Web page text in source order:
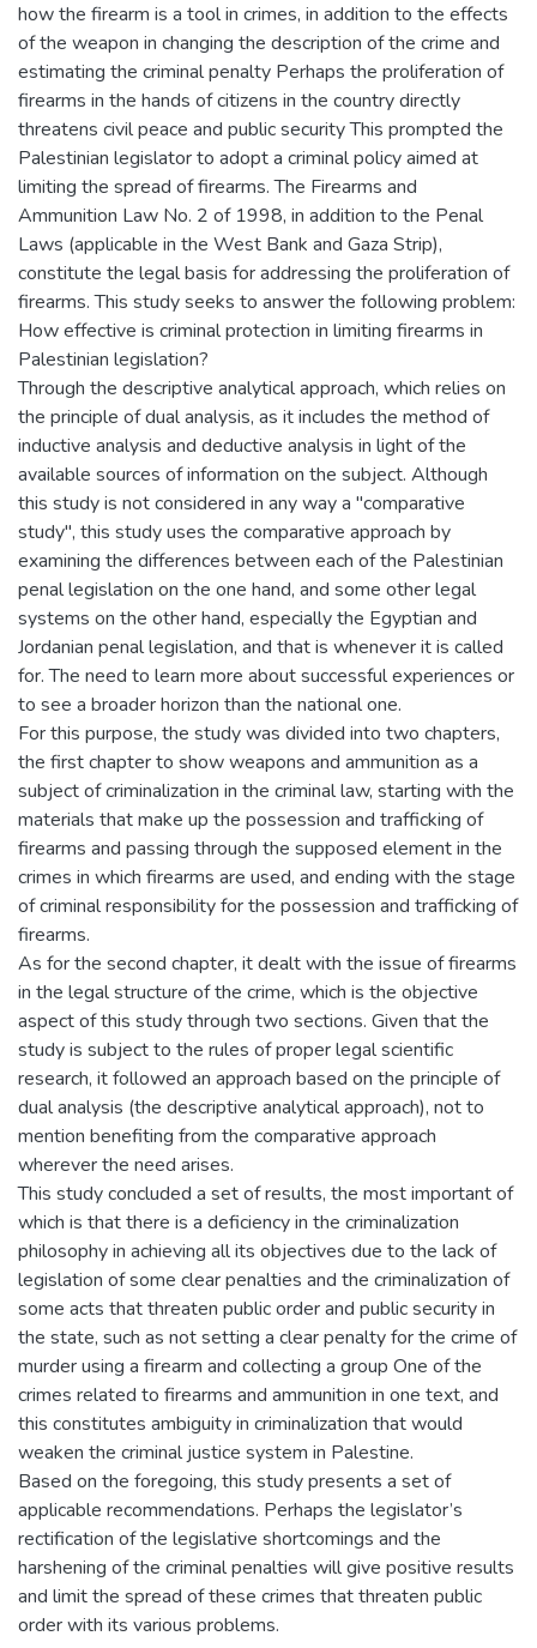
how the firearm is a tool in crimes, in addition to the effects
of the weapon in changing the description of the crime and
estimating the criminal penalty Perhaps the proliferation of
firearms in the hands of citizens in the country directly
threatens civil peace and public security This prompted the
Palestinian legislator to adopt a criminal policy aimed at
limiting the spread of firearms. The Firearms and
Ammunition Law No. 2 of 1998, in addition to the Penal
Laws (applicable in the West Bank and Gaza Strip),
constitute the legal basis for addressing the proliferation of
firearms. This study seeks to answer the following problem:
How effective is criminal protection in limiting firearms in
Palestinian legislation?
Through the descriptive analytical approach, which relies on
the principle of dual analysis, as it includes the method of
inductive analysis and deductive analysis in light of the
available sources of information on the subject. Although
this study is not considered in any way a "comparative
study", this study uses the comparative approach by
examining the differences between each of the Palestinian
penal legislation on the one hand, and some other legal
systems on the other hand, especially the Egyptian and
Jordanian penal legislation, and that is whenever it is called
for. The need to learn more about successful experiences or
to see a broader horizon than the national one.
For this purpose, the study was divided into two chapters,
the first chapter to show weapons and ammunition as a
subject of criminalization in the criminal law, starting with the
materials that make up the possession and trafficking of
firearms and passing through the supposed element in the
crimes in which firearms are used, and ending with the stage
of criminal responsibility for the possession and trafficking of
firearms.
As for the second chapter, it dealt with the issue of firearms
in the legal structure of the crime, which is the objective
aspect of this study through two sections. Given that the
study is subject to the rules of proper legal scientific
research, it followed an approach based on the principle of
dual analysis (the descriptive analytical approach), not to
mention benefiting from the comparative approach
wherever the need arises.
This study concluded a set of results, the most important of
which is that there is a deficiency in the criminalization
philosophy in achieving all its objectives due to the lack of
legislation of some clear penalties and the criminalization of
some acts that threaten public order and public security in
the state, such as not setting a clear penalty for the crime of
murder using a firearm and collecting a group One of the
crimes related to firearms and ammunition in one text, and
this constitutes ambiguity in criminalization that would
weaken the criminal justice system in Palestine.
Based on the foregoing, this study presents a set of
applicable recommendations. Perhaps the legislator’s
rectification of the legislative shortcomings and the
harshening of the criminal penalties will give positive results
and limit the spread of these crimes that threaten public
order with its various problems.